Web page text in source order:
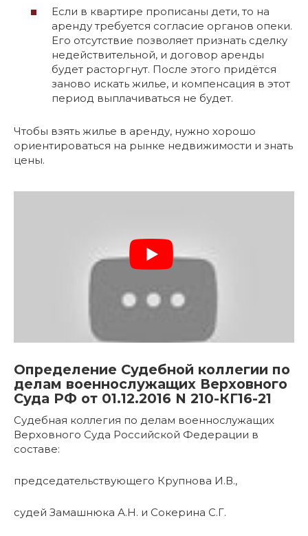
Если в квартире прописаны дети, то на
аренду требуется согласие органов опеки.
Его отсутствие позволяет признать сделку
недействительной, и договор аренды
будет расторгнут. После этого придётся
заново искать жилье, и компенсация в этот
период выплачиваться не будет.
Чтобы взять жилье в аренду, нужно хорошо
ориентироваться на рынке недвижимости и знать
цены.
Определение Судебной коллегии по
делам военнослужащих Верховного
Суда РФ от 01.12.2016 N 210-КГ16-21
Судебная коллегия по делам военнослужащих
Верховного Суда Российской Федерации в
составе:
председательствующего Крупнова И.В.,
судей Замашнюка А.Н. и Сокерина С.Г.